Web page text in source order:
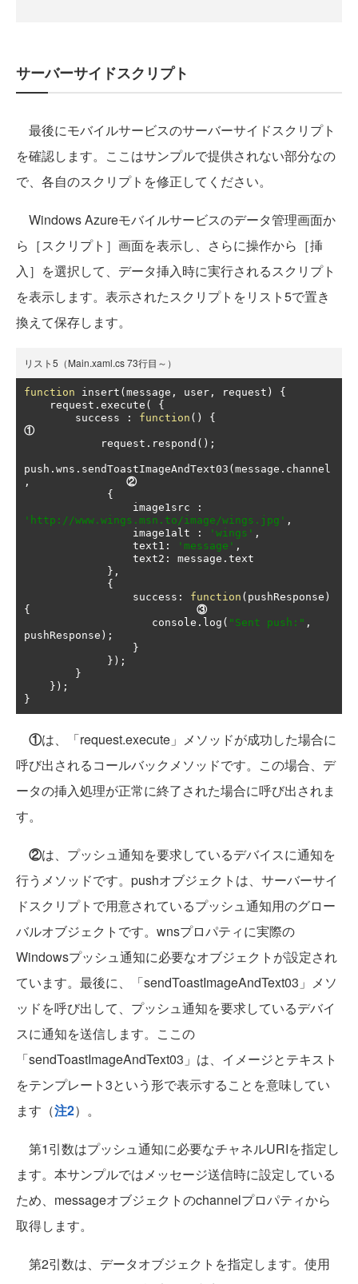
サーバーサイドスクリプト
最後にモバイルサービスのサーバーサイドスクリプト
を確認します。ここはサンプルで提供されない部分なの
で、各自のスクリプトを修正してください。
Windows Azureモバイルサービスのデータ管理画面か
ら［スクリプト］画面を表示し、さらに操作から［挿
入］を選択して、データ挿入時に実行されるスクリプト
を表示します。表示されたスクリプトをリスト5で置き
換えて保存します。
リスト5（Main.xaml.cs 73行目～）
function insert ( message , user , request )
{
    request
. execute (
{
        success
: function ()
{
①
            request
. respond ();
push . wns . sendToastImageAndText03 ( message . channel
,
②
{
                 image1src
:
'http://www.wings.msn.to/image/wings.jpg' ,
                 image1alt
: 'wings' ,
                 text1
: 'message' ,
                 text2
: message . text
},
{
                 success
: function ( pushResponse )
{
③
                    console
. log ( "Sent push:" ,
pushResponse );
}
});
}
});
}
①は、「request.execute」メソッドが成功した場合に
呼び出されるコールバックメソッドです。この場合、デ
ータの挿入処理が正常に終了された場合に呼び出されま
す。
②は、プッシュ通知を要求しているデバイスに通知を
行うメソッドです。pushオブジェクトは、サーバーサイ
ドスクリプトで用意されているプッシュ通知用のグロー
バルオブジェクトです。wnsプロパティに実際の
Windowsプッシュ通知に必要なオブジェクトが設定され
ています。最後に、「sendToastImageAndText03」メソ
ッドを呼び出して、プッシュ通知を要求しているデバイ
スに通知を送信します。ここの
「sendToastImageAndText03」は、イメージとテキスト
をテンプレート3という形で表示することを意味してい
ます（注2）。
第1引数はプッシュ通知に必要なチャネルURIを指定し
ます。本サンプルではメッセージ送信時に設定している
ため、messageオブジェクトのchannelプロパティから
取得します。
第2引数は、データオブジェクトを指定します。使用